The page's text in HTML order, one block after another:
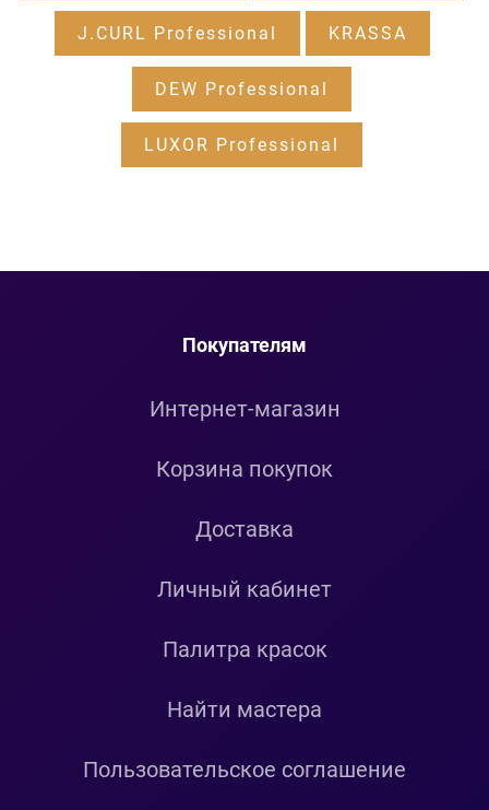
J.CURL Professional KRASSA
DEW Professional
LUXOR Professional
Покупателям
Интернет-магазин
Корзина покупок
Доставка
Личный кабинет
Палитра красок
Найти мастера
Пользовательское соглашение